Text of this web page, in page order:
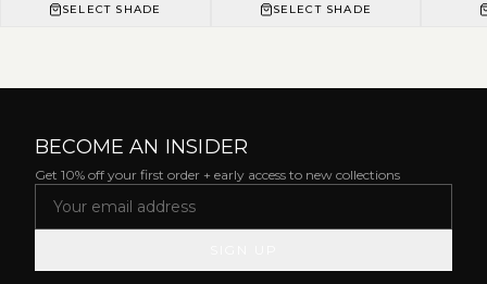
SELECT SHADE SELECT SHADE
BECOME AN INSIDER
Get 10% off your first order + early access to new collections